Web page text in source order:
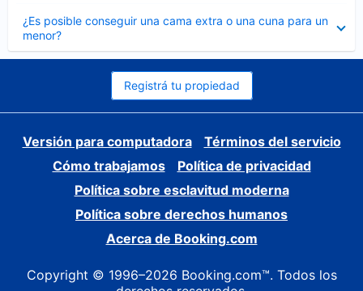
¿Es posible conseguir una cama extra o una cuna para un
menor?
cerrado
Registrá tu propiedad
Versión para computadora
Términos del servicio
Cómo trabajamos
Política de privacidad
Política sobre esclavitud moderna
Política sobre derechos humanos
Acerca de Booking.com
Copyright © 1996–2026 Booking.com™. Todos los